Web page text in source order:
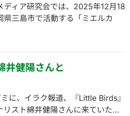
ディア研究会では、2025年12月18
県三島市で活動する「ミエルカ
井健陽さんと
に、イラク報道、『Little Birds』
リスト綿井健陽さんに来ていた…